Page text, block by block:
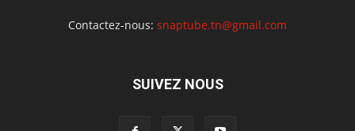
Contactez-nous: snaptube.tn@gmail.com
SUIVEZ NOUS